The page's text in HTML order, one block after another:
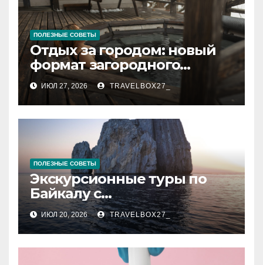
ПОЛЕЗНЫЕ СОВЕТЫ
Отдых за городом: новый
формат загородного
релакса
ИЮЛ 27, 2026 TRAVELBOX27_
ПОЛЕЗНЫЕ СОВЕТЫ
Экскурсионные туры по
Байкалу с
предоставлением техники
в аренду
ИЮЛ 20, 2026 TRAVELBOX27_